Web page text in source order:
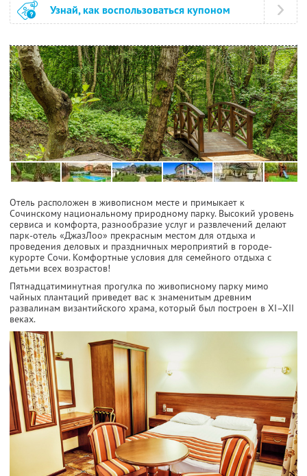
Узнай, как воспользоваться купоном
Отель расположен в живописном месте и примыкает к
Сочинскому национальному природному парку. Высокий уровень
сервиса и комфорта, разнообразие услуг и развлечений делают
парк-отель «ДжазЛоо» прекрасным местом для отдыха и
проведения деловых и праздничных мероприятий в городе-
курорте Сочи. Комфортные условия для семейного отдыха с
детьми всех возрастов!
Пятнадцатиминутная прогулка по живописному парку мимо
чайных плантаций приведет вас к знаменитым древним
развалинам византийского храма, который был построен в XI–XII
веках.